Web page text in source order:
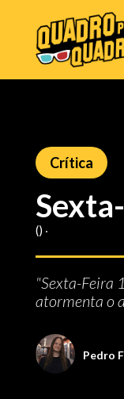
Crítica
() ‧
"Sexta-Feira
atormenta o
Pedro